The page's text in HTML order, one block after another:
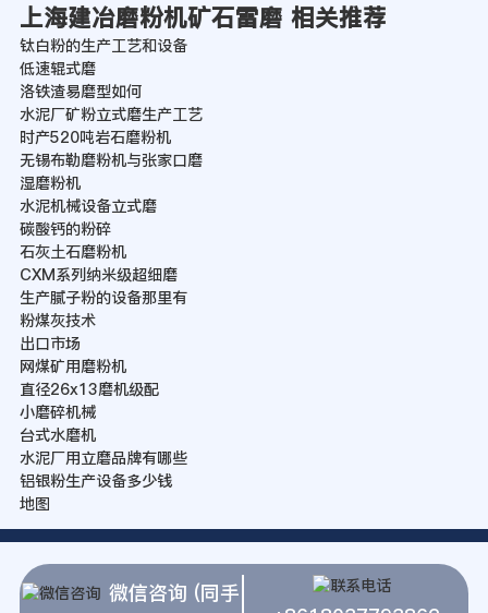
上海建冶磨粉机矿石雷磨 相关推荐
钛白粉的生产工艺和设备
低速辊式磨
洛铁渣易磨型如何
水泥厂矿粉立式磨生产工艺
时产520吨岩石磨粉机
无锡布勒磨粉机与张家口磨
湿磨粉机
水泥机械设备立式磨
碳酸钙的粉碎
石灰土石磨粉机
CXM系列纳米级超细磨
生产腻子粉的设备那里有
粉煤灰技术
出口市场
网煤矿用磨粉机
直径26x13磨机级配
小磨碎机械
台式水磨机
水泥厂用立磨品牌有哪些
铝银粉生产设备多少钱
地图
微信咨询 (同手